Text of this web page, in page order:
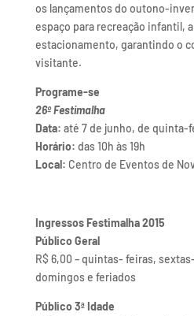
os lançamentos do outono-
espaço para recreação infantil,
estacionamento, garantindo o
visitante.
Programe-se
26º Festimalha
Data: até 7 de junho, de quinta-
Horário: das 10h às 19h
Local: Centro de Eventos de
Ingressos Festimalha 2015
Público Geral
R$ 6,00 – quintas- feiras,
domingos e feriados
Público 3ª Idade